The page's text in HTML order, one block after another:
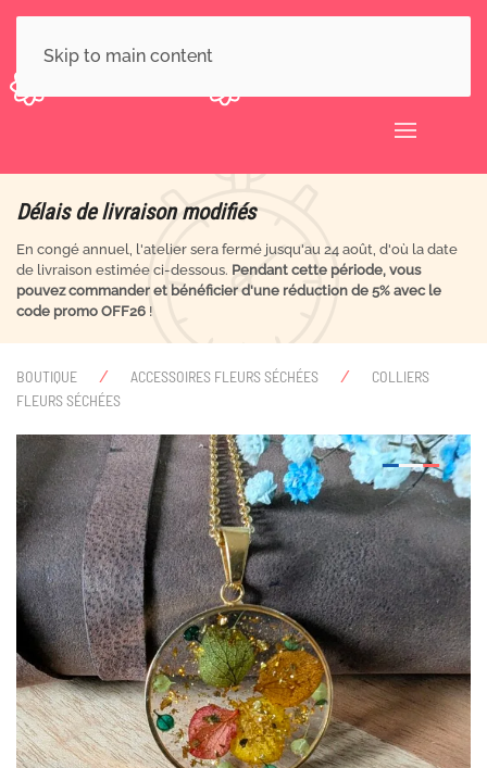
Skip to main content
Délais de livraison modifiés
En congé annuel, l'atelier sera fermé jusqu'au 24 août, d'où la date
de livraison estimée ci-dessous. Pendant cette période, vous
pouvez commander et bénéficier d'une réduction de 5% avec le
code promo OFF26 !
BOUTIQUE ACCESSOIRES FLEURS SÉCHÉES
COLLIERS
FLEURS SÉCHÉES